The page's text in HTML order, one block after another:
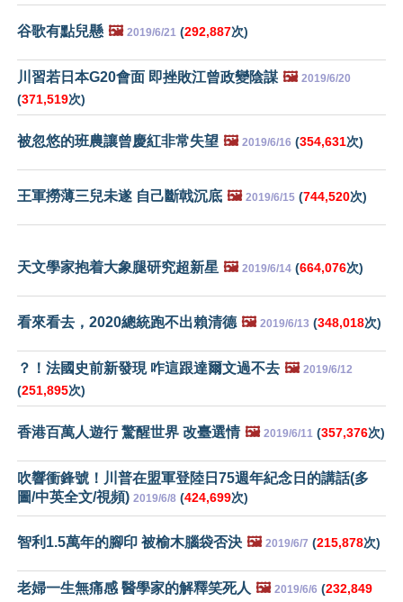
谷歌有點兒懸 🖼️ 2019/6/21 (292,887次)
川習若日本G20會面 即挫敗江曾政變陰謀 🖼️ 2019/6/20
(371,519次)
被忽悠的班農讓曾慶紅非常失望 🖼️ 2019/6/16 (354,631次)
王軍撈薄三兒未遂 自己斷戟沉底 🖼️ 2019/6/15 (744,520次)
天文學家抱着大象腿研究超新星 🖼️ 2019/6/14 (664,076次)
看來看去，2020總統跑不出賴清德 🖼️ 2019/6/13 (348,018次)
？！法國史前新發現 咋這跟達爾文過不去 🖼️ 2019/6/12
(251,895次)
香港百萬人遊行 驚醒世界 改臺選情 🖼️ 2019/6/11 (357,376次)
吹響衝鋒號！川普在盟軍登陸日75週年紀念日的講話(多
圖/中英全文/視頻) 2019/6/8 (424,699次)
智利1.5萬年的腳印 被榆木腦袋否決 🖼️ 2019/6/7 (215,878次)
老婦一生無痛感 醫學家的解釋笑死人 🖼️ 2019/6/6 (232,849